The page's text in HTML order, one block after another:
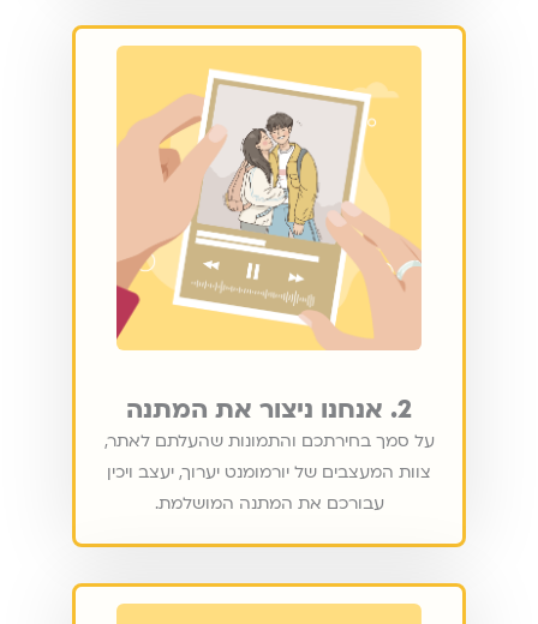
2. אנחנו ניצור את המתנה
על סמך בחירתכם והתמונות שהעלתם לאתר,
צוות המעצבים של יורמומנט יערוך, יעצב ויכין
עבורכם את המתנה המושלמת.